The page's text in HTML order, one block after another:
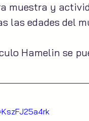
muestra y
las edades del
Hamelin se